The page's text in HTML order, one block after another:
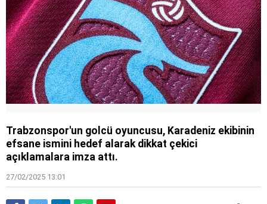
Trabzonspor'un golcü oyuncusu, Karadeniz ekibinin
efsane ismini hedef alarak dikkat çekici
açıklamalara imza attı.
27/02/2025 13:01